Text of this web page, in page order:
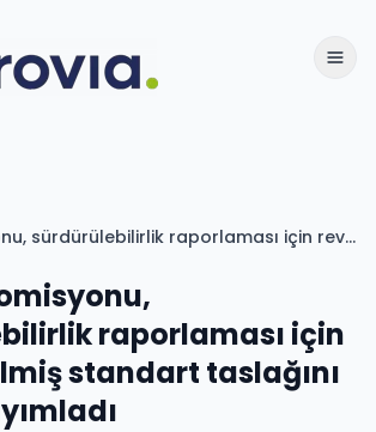
Avrupa Komisyonu, sürdürülebilirlik raporlaması için revize edilmiş standart taslağını (ESRS) yayımladı
raporlaması için
standart taslağını